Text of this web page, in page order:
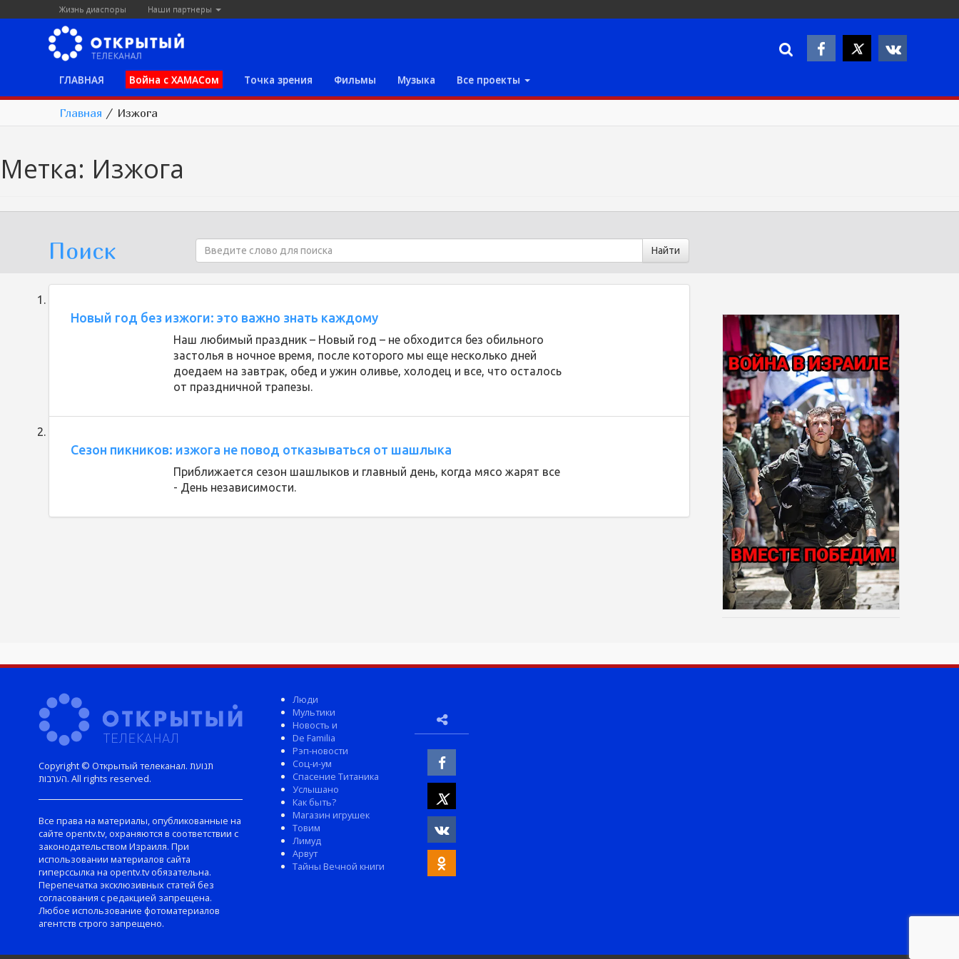
Жизнь диаспоры Наши партнеры
ГЛАВНАЯ Война с ХАМАСом Точка зрения Фильмы Музыка Все проекты
Главная / Изжога
Метка: Изжога
Поиск
Новый год без изжоги: это важно знать каждому
Наш любимый праздник – Новый год – не обходится без обильного
застолья в ночное время, после которого мы еще несколько дней
доедаем на завтрак, обед и ужин оливье, холодец и все, что осталось
от праздничной трапезы.
Сезон пикников: изжога не повод отказываться от шашлыка
Приближается сезон шашлыков и главный день, когда мясо жарят все
- День независимости.
Copyright © Открытый телеканал. תנועת
הערבות. All rights reserved.
Все права на материалы, опубликованные на
сайте opentv.tv, охраняются в соответствии с
законодательством Израиля. При
использовании материалов сайта
гиперссылка на opentv.tv обязательна.
Перепечатка эксклюзивных статей без
согласования с редакцией запрещена.
Любое использование фотоматериалов
агентств строго запрещено.
Люди
Мультики
Новость и
De Familia
Рэп-новости
Соц-и-ум
Спасение Титаника
Услышано
Как быть?
Магазин игрушек
Товим
Лимуд
Арвут
Тайны Вечной книги